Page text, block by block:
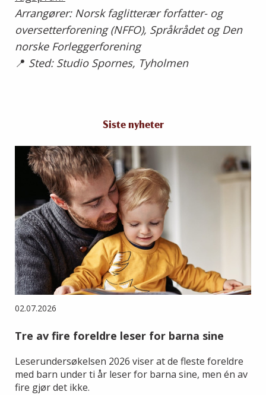
Arrangører: Norsk faglitterær forfatter- og
oversetterforening (NFFO), Språkrådet og Den
norske Forleggerforening
📍 Sted: Studio Spornes, Tyholmen
Siste nyheter
02.07.2026
Tre av fire foreldre leser for barna sine
Leserundersøkelsen 2026 viser at de fleste foreldre
med barn under ti år leser for barna sine, men én av
fire gjør det ikke.